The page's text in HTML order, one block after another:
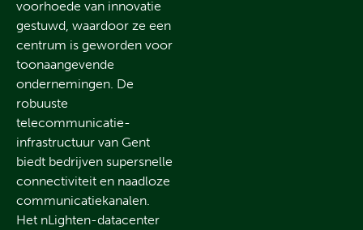
voorhoede van innovatie
gestuwd, waardoor ze een
centrum is geworden voor
toonaangevende
ondernemingen. De
robuuste
telecommunicatie-
infrastructuur van Gent
biedt bedrijven supersnelle
connectiviteit en naadloze
communicatiekanalen.
Het nLighten-datacenter